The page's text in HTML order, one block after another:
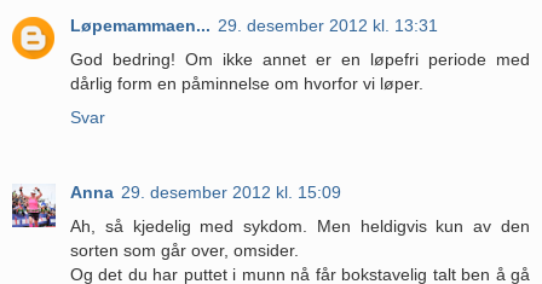
Løpemammaen... 29. desember 2012 kl. 13:31
God bedring! Om ikke annet er en løpefri periode med
dårlig form en påminnelse om hvorfor vi løper.
Svar
Anna 29. desember 2012 kl. 15:09
Ah, så kjedelig med sykdom. Men heldigvis kun av den
sorten som går over, omsider.
Og det du har puttet i munn nå får bokstavelig talt ben å gå